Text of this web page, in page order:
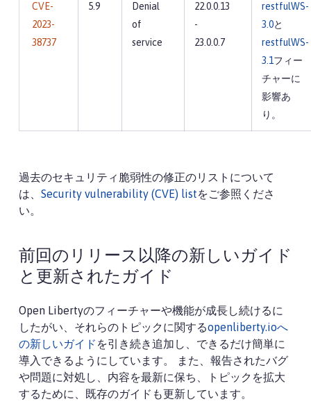
CVE-
2023-
38737
5.9
Denial
of
service
22.0.0.13
-
23.0.0.7
restfulWS-
3.0と
restfulWS-
3.1フィー
チャーに
影響あ
り。
過去のセキュリティ脆弱性の修正のリストについて
は、 Security vulnerability (CVE) listをご参照くださ
い。
前回のリリース以降の新しいガイド
と更新されたガイド
Open Libertyのフィーチャーや機能が成長し続けるに
したがい、それらのトピックに関するopenliberty.ioへ
の新しいガイド を引き続き追加し、できるだけ簡単に
導入できるようにしています。 また、報告されたバグ
や問題に対処し、内容を最新に保ち、トピックを拡大
するために、既存のガイドも更新しています。